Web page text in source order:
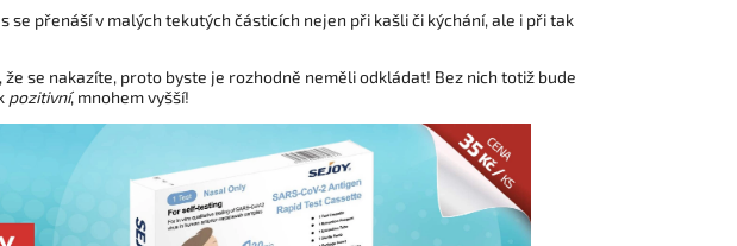
přenáší v malých tekutých částicích nejen při kašli či kýchání, ale i při tak
se nakazíte, proto byste je rozhodně neměli odkládat! Bez nich totiž bude
pozitivní, mnohem vyšší!